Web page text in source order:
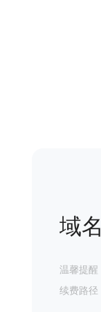
域
温馨提醒
续费路径